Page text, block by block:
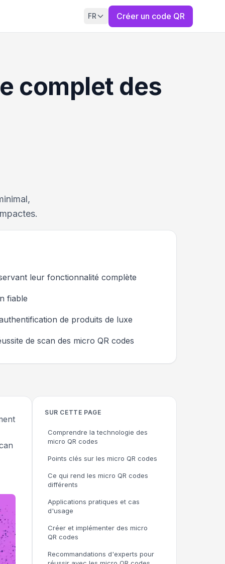
FR Créer un code QR
complet des
leur fonctionnalité complète
fiable
de produits de luxe
de scan des micro QR codes
SUR CETTE PAGE
Comprendre la technologie des
micro QR codes
Points clés sur les micro QR codes
Ce qui rend les micro QR codes
différents
Applications pratiques et cas
d'usage
Créer et implémenter des micro
QR codes
Recommandations d'experts pour